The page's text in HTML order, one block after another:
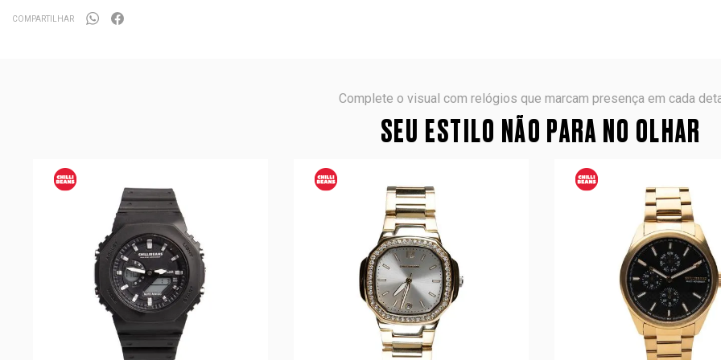
COMPARTILHAR
Complete o visual com relógios que marcam presença em cada
SEU ESTILO NÃO PARA NO OLHAR